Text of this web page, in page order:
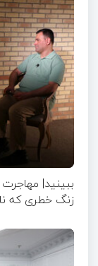
ببینید|
زنگ خطری که